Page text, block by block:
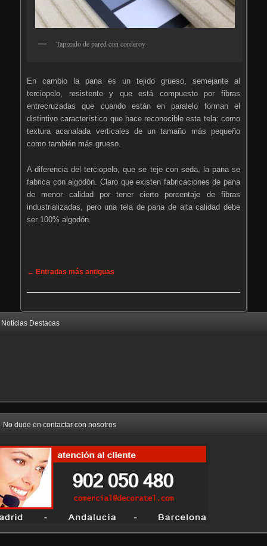
Tapizado de pared con corderoy
En cambio la pana es un tejido grueso, semejante al
terciopelo, resistente y que está compuesto por fibras
entrecruzadas que cuando están en paralelo forman el
distintivo característico que hace reconocible esta tela: como
textura acanalada verticales de un tamaño más pequeño
como también más grueso.
A diferencia del terciopelo, que se teje con seda, la pana se
fabrica con algodón. Claro que existen fabricaciones de pana
de menor calidad por tener cierto porcentaje de fibras
industrializadas, pero una tela de pana de alta calidad debe
ser 100% algodón.
Navegación de entradas
← Entradas más antiguas
Noticias Destacas
No dude en contactar con nosotros